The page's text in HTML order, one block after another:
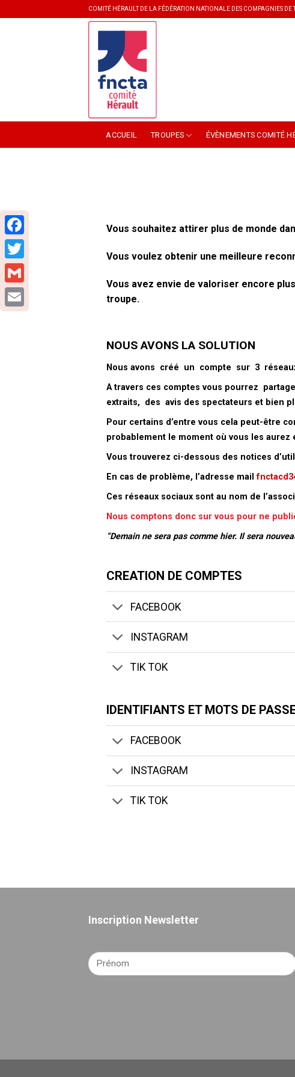
to
COMITÉ HÉRAULT DE LA FÉDÉRATION NATIONALE DES COMPAGNIES DE
ACCUEIL TROUPES ÉVÈNEMENTS COMITÉ
Vous souhaitez attirer plus de monde
Vous voulez obtenir une meilleure
Vous avez envie de valoriser encore
troupe.
NOUS AVONS LA SOLUTION
Nous avons créé un compte sur 3
A travers ces comptes vous pourrez
extraits, des avis des spectateurs et bien
Pour certains d’entre vous cela peut-être
probablement le moment où vous les aurez
Vous trouverez ci-dessous des notices
En cas de problème, l’adresse mail
Ces réseaux sociaux sont au nom de
Nous comptons donc sur vous pour ne
“Demain ne sera pas comme hier. Il sera
CREATION DE COMPTES
FACEBOOK
INSTAGRAM
TIK TOK
IDENTIFIANTS ET MOTS DE
FACEBOOK
INSTAGRAM
TIK TOK
Inscription Newsletter
Facebook
Twitter
Gmail